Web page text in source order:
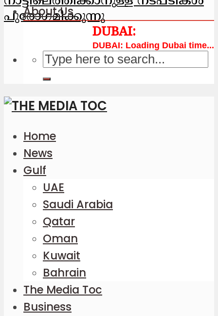
പുരോഗമിക്കുന്നു
Loading Dubai time...
About Us
Home
News
Gulf
UAE
Saudi Arabia
Qatar
Oman
Kuwait
Bahrain
The Media Toc
Business